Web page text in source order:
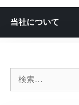
キ
当社について
索: